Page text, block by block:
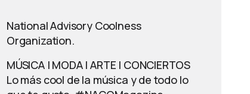
National Advisory Coolness
Organization.
MÚSICA | MODA | ARTE | CONCIERTOS
Lo más cool de la música y de todo lo